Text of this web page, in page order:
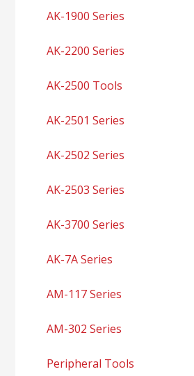
AK-1900 Series
AK-2200 Series
AK-2500 Tools
AK-2501 Series
AK-2502 Series
AK-2503 Series
AK-3700 Series
AK-7A Series
AM-117 Series
AM-302 Series
Peripheral Tools